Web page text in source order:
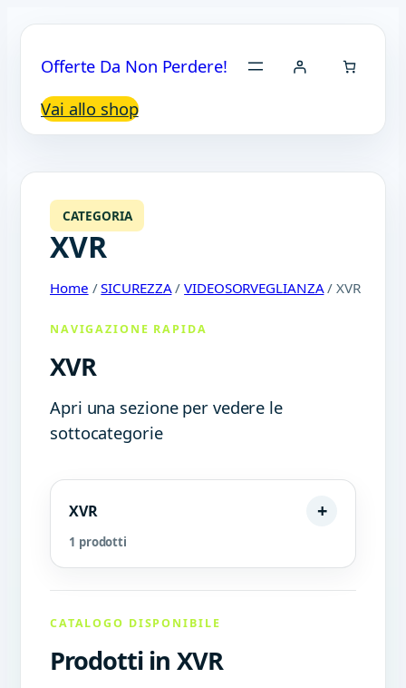
Offerte Da Non Perdere!
Vai allo shop
CATEGORIA
XVR
Home /SICUREZZA/VIDEOSORVEGLIANZA/ XVR
NAVIGAZIONE RAPIDA
XVR
Apri una sezione per vedere le
sottocategorie
XVR
1 prodotti
CATALOGO DISPONIBILE
Prodotti in XVR